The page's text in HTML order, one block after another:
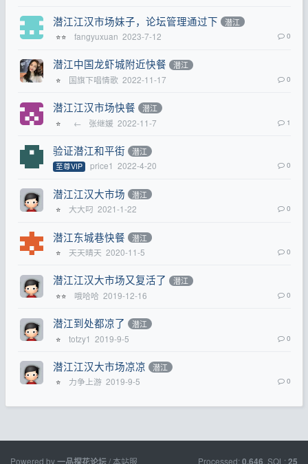
潜江江汉市场妹子，论坛管理通过下 潜江
⭐⭐ fangyuxuan 2023-7-12 0
潜江中国龙虾城附近快餐 潜江
⭐ 国旗下唱情歌 2022-11-17 0
潜江江汉市场快餐 潜江
⭐ ← 张继媛 2022-11-7 1
验证潜江和平街 潜江
至尊VIP price1 2022-4-20 0
潜江江汉大市场 潜江
⭐ 大大叼 2021-1-22 0
潜江东城巷快餐 潜江
⭐ 天天晴天 2020-11-5 0
潜江江汉大市场又复活了 潜江
⭐⭐ 哦哈哈 2019-12-16 0
潜江到处都凉了 潜江
⭐ totzy1 2019-9-5 0
潜江江汉大市场凉凉 潜江
⭐ 力争上游 2019-9-5 0
Powered by / 本站服 Processed: , SQL: